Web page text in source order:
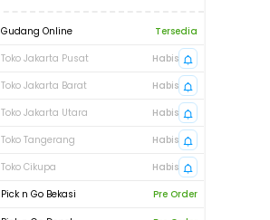
Gudang Online
Tersedia
Toko Jakarta Pusat
Habis
Toko Jakarta Barat
Habis
Toko Jakarta Utara
Habis
Toko Tangerang
Habis
Toko Cikupa
Habis
Pick n Go Bekasi
Pre Order